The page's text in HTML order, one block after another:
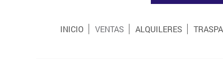
INICIO VENTAS ALQUILERES